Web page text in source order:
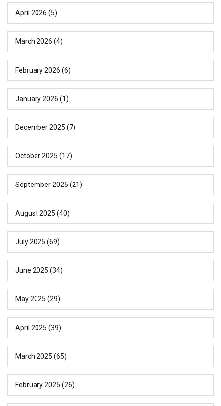
April 2026 (5)
March 2026 (4)
February 2026 (6)
January 2026 (1)
December 2025 (7)
October 2025 (17)
September 2025 (21)
August 2025 (40)
July 2025 (69)
June 2025 (34)
May 2025 (29)
April 2025 (39)
March 2025 (65)
February 2025 (26)